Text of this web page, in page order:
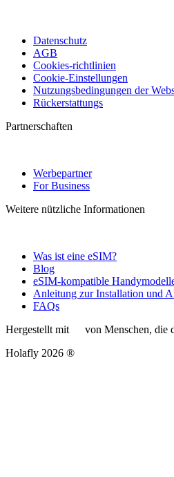
Datenschutz
AGB
Cookies-richtlinien
Cookie-Einstellungen
Nutzungsbedingungen der
Rückerstattungs
Partnerschaften
Werbepartner
For Business
Weitere nützliche Informationen
Was ist eine eSIM?
Blog
eSIM-kompatible
Anleitung zur Installation und
FAQs
Hergestellt mit
von Menschen, die
Holafly 2026 ®